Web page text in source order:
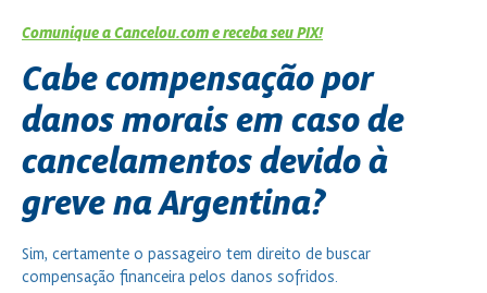
Comunique a Cancelou.com e receba seu PIX!
Cabe compensação por
danos morais em caso de
cancelamentos devido à
greve na Argentina?
Sim, certamente o passageiro tem direito de buscar
compensação financeira pelos danos sofridos.